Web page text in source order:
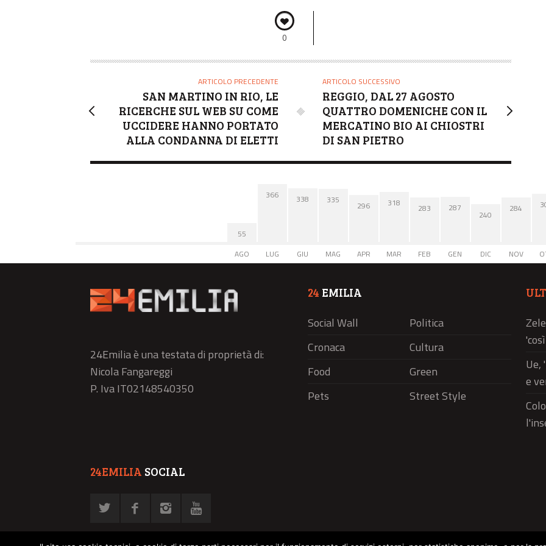
0
ARTICOLO PRECEDENTE
SAN MARTINO IN RIO, LE
RICERCHE SUL WEB SU COME
UCCIDERE HANNO PORTATO
ALLA CONDANNA DI ELETTI
ARTICOLO SUCCESSIVO
REGGIO, DAL 27 AGOSTO
QUATTRO DOMENICHE CON IL
MERCATINO BIO AI CHIOSTRI
DI SAN PIETRO
55
AGO
366
LUG
338
GIU
335
MAG
296
APR
318
MAR
283
FEB
287
GEN
240
DIC
284
NOV
24Emilia è una testata di proprietà di:
Nicola Fangareggi
P. Iva IT02148540350
24 EMILIA
Social Wall
Politica
Cronaca
Cultura
Food
Green
Pets
Street Style
Ue,
e
24EMILIA SOCIAL